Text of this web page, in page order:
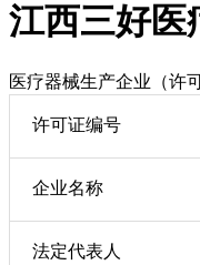
江西三好医
医疗器械生产企业（许
许可证编号
企业名称
法定代表人